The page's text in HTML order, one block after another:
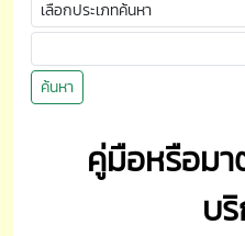
ค้นหา
คู่มือหรือมา
บ